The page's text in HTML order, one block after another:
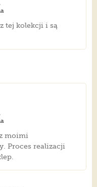
tej kolekcji i są
moimi
Proces realizacji